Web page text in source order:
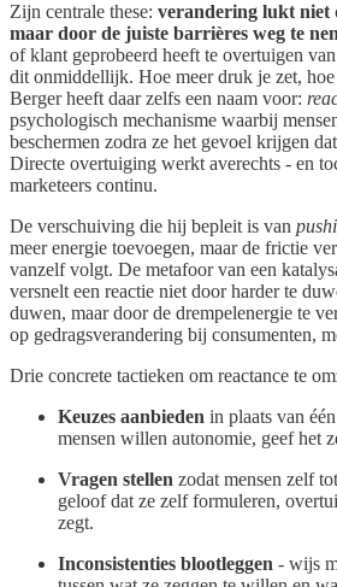
Zijn centrale these: verandering lukt niet
maar door de juiste barrières weg te
of klant geprobeerd heeft te overtuigen
dit onmiddellijk. Hoe meer druk je zet,
Berger heeft daar zelfs een naam voor:
psychologisch mechanisme waarbij
beschermen zodra ze het gevoel krijgen
Directe overtuiging werkt averechts - en
marketeers continu.
De verschuiving die hij bepleit is van
meer energie toevoegen, maar de frictie
vanzelf volgt. De metafoor van een
versnelt een reactie niet door harder te
duwen, maar door de drempelenergie te
op gedragsverandering bij consumenten,
Drie concrete tactieken om reactance te
Keuzes aanbieden in plaats van
mensen willen autonomie, geef het
Vragen stellen zodat mensen zelf
geloof dat ze zelf formuleren,
zegt.
Inconsistenties blootleggen - wijs